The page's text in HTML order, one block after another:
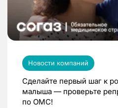
Новости компаний
Сделайте первый шаг к
малыша — проверьте
по ОМС!